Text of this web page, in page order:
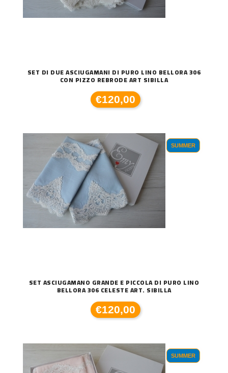
SET DI DUE ASCIUGAMANI DI PURO LINO BELLORA 306
CON PIZZO REBRODE ART SIBILLA
€120,00
SUMMER
SET ASCIUGAMANO GRANDE E PICCOLA DI PURO LINO
BELLORA 306 CELESTE ART. SIBILLA
€120,00
SUMMER